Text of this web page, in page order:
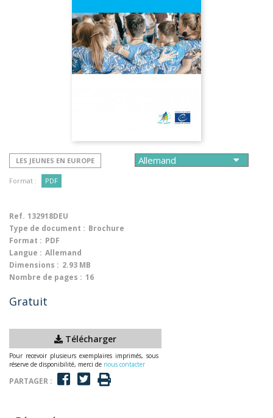
LES JEUNES EN EUROPE
Format : PDF
Ref. 132918DEU
Type de document : Brochure
Format : PDF
Langue : Allemand
Dimensions : 2.93 MB
Nombre de pages : 16
Gratuit
Télécharger
Pour recevoir plusieurs exemplaires imprimés, sous
réserve de disponibilité, merci de nous contacter
PARTAGER :